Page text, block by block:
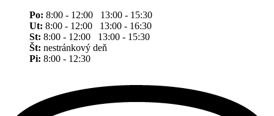
Po: 8:00 - 12:00 13:00 - 15:30
Ut: 8:00 - 12:00 13:00 - 16:30
St: 8:00 - 12:00 13:00 - 15:30
Št: nestránkový deň
Pi: 8:00 - 12:30